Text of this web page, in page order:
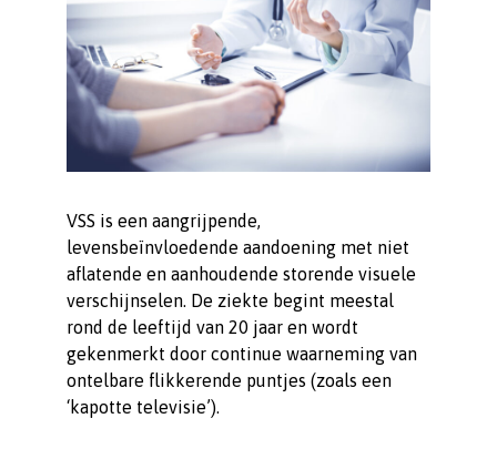
VSS is een aangrijpende,
levensbeïnvloedende aandoening met niet
aflatende en aanhoudende storende visuele
verschijnselen. De ziekte begint meestal
rond de leeftijd van 20 jaar en wordt
gekenmerkt door continue waarneming van
ontelbare flikkerende puntjes (zoals een
‘kapotte televisie’).